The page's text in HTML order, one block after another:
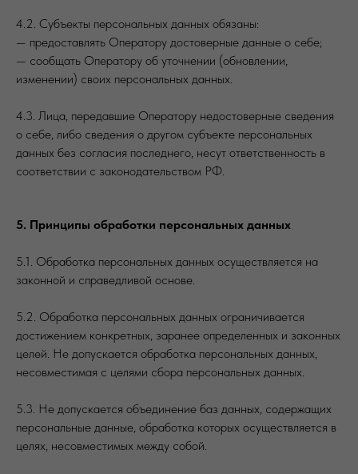
4.2. Субъекты персональных данных обязаны:
— предоставлять Оператору достоверные данные о себе;
— сообщать Оператору об уточнении (обновлении,
изменении) своих персональных данных.
4.3. Лица, передавшие Оператору недостоверные сведения
о себе, либо сведения о другом субъекте персональных
данных без согласия последнего, несут ответственность в
соответствии с законодательством РФ.
5. Принципы обработки персональных данных
5.1. Обработка персональных данных осуществляется на
законной и справедливой основе.
5.2. Обработка персональных данных ограничивается
достижением конкретных, заранее определенных и законных
целей. Не допускается обработка персональных данных,
несовместимая с целями сбора персональных данных.
5.3. Не допускается объединение баз данных, содержащих
персональные данные, обработка которых осуществляется в
целях, несовместимых между собой.